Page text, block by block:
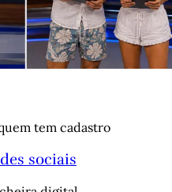
tem cadastro
sociais